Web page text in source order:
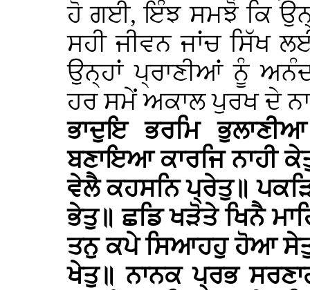
ਹੋ ਗਈ, ਇੰਝ ਸਮਝੋ ਕਿ
ਸਹੀ ਜੀਵਨ ਜਾਂਚ ਸਿੱਖ
ਉਨ੍ਹਾਂ ਪ੍ਰਾਣੀਆਂ ਨੂੰ
ਹਰ ਸਮੇਂ ਅਕਾਲ ਪੁਰਖ ਦੇ
ਭਾਦੁਇ ਭਰਮਿ
ਬਣਾਇਆ ਕਾਰਜਿ ਨਾਹੀ
ਵੇਲੈ ਕਹਸਨਿ ਪ੍ਰੇਤੁ॥
ਭੇਤੁ॥ ਛਡਿ ਖੜੋਤੇ ਖਿਨੈ
ਤਨੁ ਕਪੇ ਸਿਆਹਹੁ ਹੋਆ
ਖੇਤੁ॥ ਨਾਨਕ ਪ੍ਰਭ